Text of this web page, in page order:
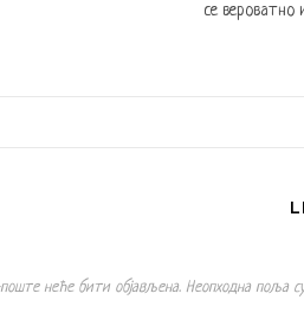
се вероватно
неће бити објављена. Неопходна поља